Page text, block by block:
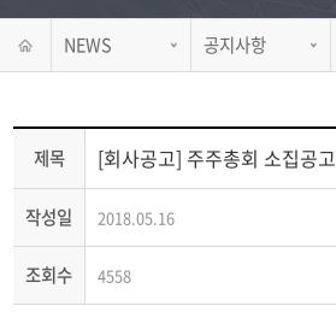
NEWS 공지사항
제목 [회사공고] 주주총회 소집공고
작성일 2018.05.16
조회수 4558